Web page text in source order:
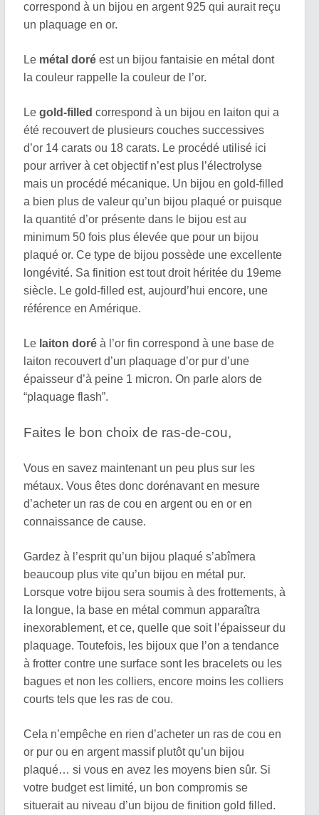
correspond à un bijou en argent 925 qui aurait reçu
un plaquage en or.
Le métal doré est un bijou fantaisie en métal dont
la couleur rappelle la couleur de l’or.
Legold-filled correspond à un bijou en laiton qui a
été recouvert de plusieurs couches successives
d’or 14 carats ou 18 carats. Le procédé utilisé ici
pour arriver à cet objectif n’est plus l’électrolyse
mais un procédé mécanique. Un bijou en gold-filled
a bien plus de valeur qu’un bijou plaqué or puisque
la quantité d’or présente dans le bijou est au
minimum 50 fois plus élevée que pour un bijou
plaqué or. Ce type de bijou possède une excellente
longévité. Sa finition est tout droit héritée du 19eme
siècle. Le gold-filled est, aujourd’hui encore, une
référence en Amérique.
Le laiton doré à l’or fin correspond à une base de
laiton recouvert d’un plaquage d’or pur d’une
épaisseur d’à peine 1 micron. On parle alors de
“plaquage flash”.
Faites le bon choix de ras-de-cou,
Vous en savez maintenant un peu plus sur les
métaux. Vous êtes donc dorénavant en mesure
d’acheter un ras de cou en argent ou en or en
connaissance de cause.
Gardez à l’esprit qu’un bijou plaqué s’abîmera
beaucoup plus vite qu’un bijou en métal pur.
Lorsque votre bijou sera soumis à des frottements, à
la longue, la base en métal commun apparaîtra
inexorablement, et ce, quelle que soit l’épaisseur du
plaquage. Toutefois, les bijoux que l’on a tendance
à frotter contre une surface sont les bracelets ou les
bagues et non les colliers, encore moins les colliers
courts tels que les ras de cou.
Cela n’empêche en rien d’acheter un ras de cou en
or pur ou en argent massif plutôt qu’un bijou
plaqué… si vous en avez les moyens bien sûr. Si
votre budget est limité, un bon compromis se
situerait au niveau d’un bijou de finition gold filled.